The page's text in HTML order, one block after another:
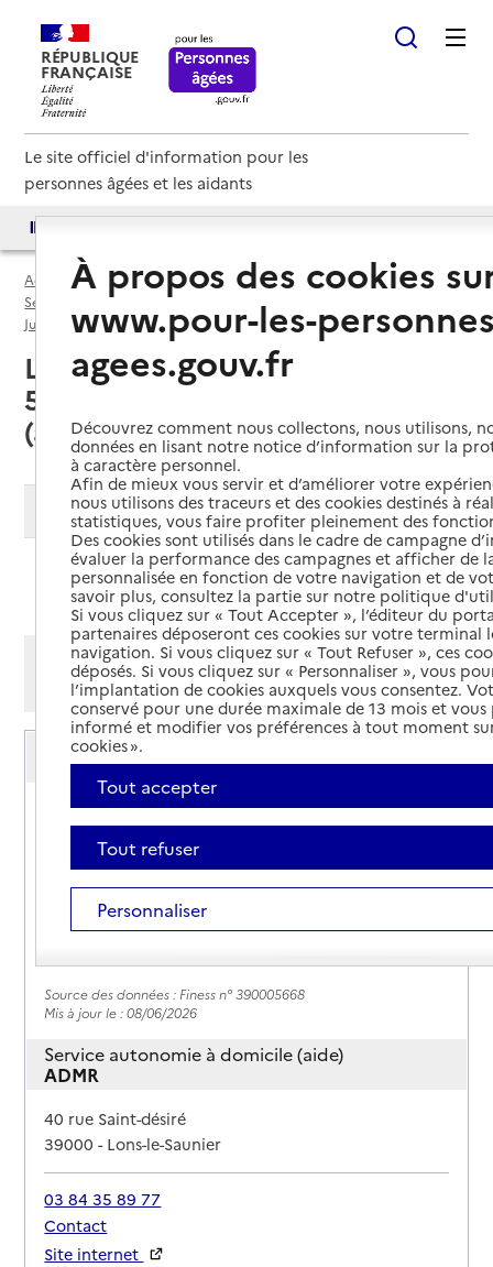
RÉPUBLIQUE
FRANÇAISE
Le site officiel d'information pour les
personnes âgées et les aidants
Accueil
Espace annuaire
Services autonomie à domicile (aide) par département
Jura (39)
Service autonomie à domicile (aide)
Lons-le-Saunier (39000) : liste des
5 services autonomie à domicile
(aide)
Modifier ma recherche
Ajouter cette recherche aux favoris
Afficher les résultats par:
Mode liste
Mode carte
Service autonomie à domicile (aide)
ADMR
Adresse
250 boulevard Théodore Vernier - BP 20496
39000-Lons-le-Saunier
03 84 47 26 31
Contact
Rapport HAS
Source des données : Finess n° 390005668
Mis à jour le : 08/06/2026
Service autonomie à domicile (aide)
ADMR
Adresse
40 rue Saint-désiré
39000-Lons-le-Saunier
03 84 35 89 77
Contact
Site internet
À propos des cookies
www.pour-les-
agees.gouv.fr
Découvrez comment nous collectons, nous utilisons,
données en lisant notre notice d’information sur la
à caractère personnel.
Afin de mieux vous servir et d’améliorer votre
nous utilisons des traceurs et des cookies destinés à
statistiques, vous faire profiter pleinement des
Des cookies sont utilisés dans le cadre de campagne
évaluer la performance des campagnes et afficher de
personnalisée en fonction de votre navigation et de
savoir plus, consultez la partie sur notre politique
Si vous cliquez sur « Tout Accepter », l’éditeur du
partenaires déposeront ces cookies sur votre terminal
navigation. Si vous cliquez sur « Tout Refuser », ces
déposés. Si vous cliquez sur « Personnaliser », vous
l’implantation de cookies auxquels vous consentez.
conservé pour une durée maximale de 13 mois et
informé et modifier vos préférences à tout moment
cookies ».
Tout accepter
Tout refuser
Personnaliser